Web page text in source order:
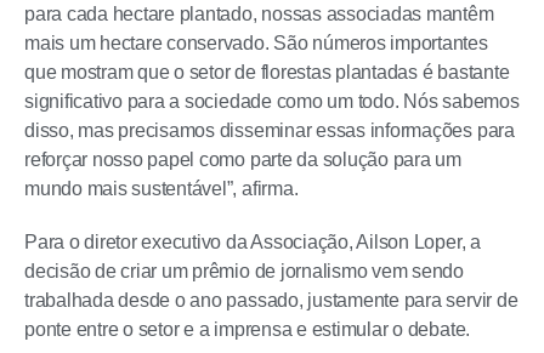
para cada hectare plantado, nossas associadas mantêm
mais um hectare conservado. São números importantes
que mostram que o setor de florestas plantadas é bastante
significativo para a sociedade como um todo. Nós sabemos
disso, mas precisamos disseminar essas informações para
reforçar nosso papel como parte da solução para um
mundo mais sustentável”, afirma.
Para o diretor executivo da Associação, Ailson Loper, a
decisão de criar um prêmio de jornalismo vem sendo
trabalhada desde o ano passado, justamente para servir de
ponte entre o setor e a imprensa e estimular o debate.